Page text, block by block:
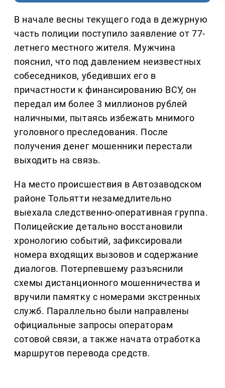
В начале весны текущего года в дежурную
часть полиции поступило заявление от 77-
летнего местного жителя. Мужчина
пояснил, что под давлением неизвестных
собеседников, убедивших его в
причастности к финансированию ВСУ, он
передал им более 3 миллионов рублей
наличными, пытаясь избежать мнимого
уголовного преследования. После
получения денег мошенники перестали
выходить на связь.
На место происшествия в Автозаводском
районе Тольятти незамедлительно
выехала следственно-оперативная группа.
Полицейские детально восстановили
хронологию событий, зафиксировали
номера входящих вызовов и содержание
диалогов. Потерпевшему разъяснили
схемы дистанционного мошенничества и
вручили памятку с номерами экстренных
служб. Параллельно были направлены
официальные запросы операторам
сотовой связи, а также начата отработка
маршрутов перевода средств.